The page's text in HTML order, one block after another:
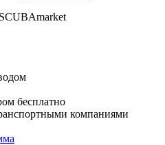
бесплатно
компаниями